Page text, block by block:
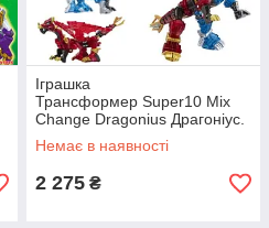
Іграшка
Трансформер Super10 Mix
Change Dragonius Драгоніус.
Робот або дракон або 2
дракони Original Young Toys
Немає в наявності
2 275 ₴